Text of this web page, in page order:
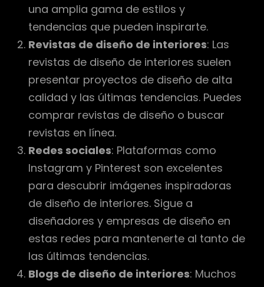
una amplia gama de estilos y
tendencias que pueden inspirarte.
Revistas de diseño de interiores: Las
revistas de diseño de interiores suelen
presentar proyectos de diseño de alta
calidad y las últimas tendencias. Puedes
comprar revistas de diseño o buscar
revistas en línea.
Redes sociales: Plataformas como
Instagram y Pinterest son excelentes
para descubrir imágenes inspiradoras
de diseño de interiores. Sigue a
diseñadores y empresas de diseño en
estas redes para mantenerte al tanto de
las últimas tendencias.
Blogs de diseño de interiores: Muchos